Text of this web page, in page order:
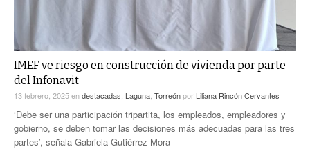
A TODA LEY
LA MEJOR 97.1 ESTÉREO GALLITO
ACTUALIDADES GREM
PULSO
LA MEJOR INFORMACIÓN
IMEF ve riesgo en construcción de vivienda por parte
del Infonavit
13 febrero, 2025endestacadas Laguna Torreónpor Liliana Rincón Cervantes
‘Debe ser una participación tripartita, los empleados, empleadores y
gobierno, se deben tomar las decisiones más adecuadas para las tres
partes’, señala Gabriela Gutiérrez Mora